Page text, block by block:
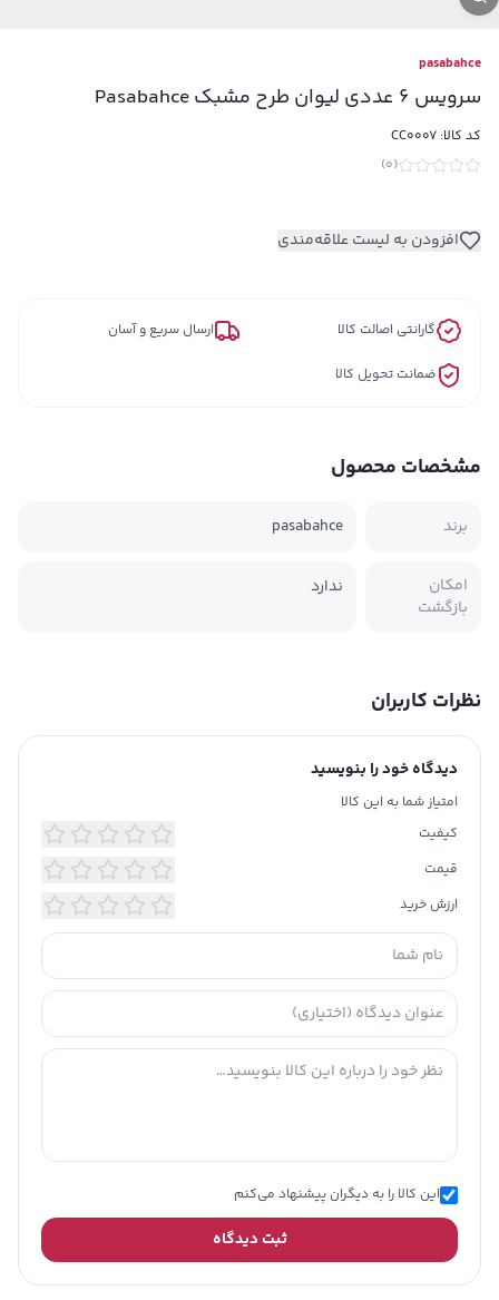
pasabahce
سرویس 6 عددی لیوان طرح مشبک Pasabahce
کد کالا: CC0007
(
0
)
افزودن به لیست علاقه‌مندی
گارانتی اصالت کالا ارسال سریع و آسان
ضمانت تحویل کالا
مشخصات محصول
برند pasabahce
امکان
بازگشت
ندارد
نظرات کاربران
دیدگاه خود را بنویسید
امتیاز شما به این کالا
کیفیت
قیمت
ارزش خرید
این کالا را به دیگران پیشنهاد می‌کنم
ثبت دیدگاه